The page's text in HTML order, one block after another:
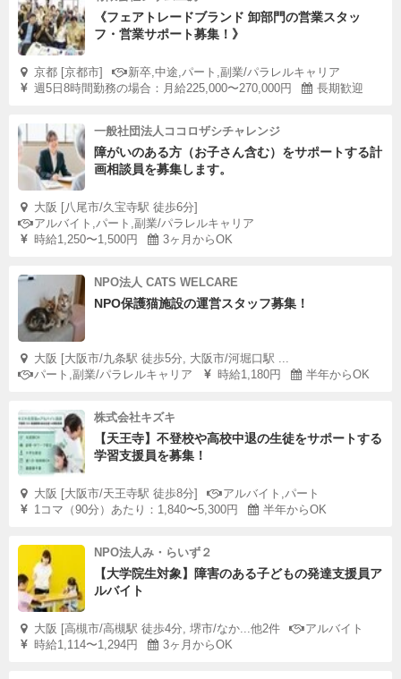
《フェアトレードブランド 卸部門の営業スタッ
フ・営業サポート募集！》
京都 [京都市]
新卒,中途,パート,副業/パラレルキャリア
週5日8時間勤務の場合：月給225,000〜270,000円
長期歓迎
一般社団法人ココロザシチャレンジ
障がいのある方（お子さん含む）をサポートする計
画相談員を募集します。
大阪 [八尾市/久宝寺駅 徒歩6分]
アルバイト,パート,副業/パラレルキャリア
時給1,250〜1,500円
3ヶ月からOK
NPO法人 CATS WELCARE
NPO保護猫施設の運営スタッフ募集！
大阪 [大阪市/九条駅 徒歩5分, 大阪市/河堀口駅 ...
パート,副業/パラレルキャリア
時給1,180円 半年からOK
株式会社キズキ
【天王寺】不登校や高校中退の生徒をサポートする
学習支援員を募集！
大阪 [大阪市/天王寺駅 徒歩8分]
アルバイト,パート
1コマ（90分）あたり：1,840〜5,300円
半年からOK
NPO法人み・らいず２
【大学院生対象】障害のある子どもの発達支援員ア
ルバイト
大阪 [高槻市/高槻駅 徒歩4分, 堺市/なか...他2件
アルバイト
時給1,114〜1,294円
3ヶ月からOK